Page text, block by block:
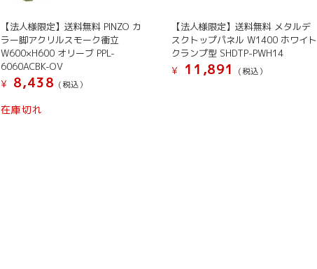
【法人様限定】送料無料 PINZO カ
ラー脚アクリルスモーク衝立
W600×H600 オリーブ PPL-
6060ACBK-OV
¥
8,438 (税込）
在庫切れ
【法人様限定】送料無料 メタルデ
スクトップパネル W1400 ホワイト
クランプ型 SHDTP-PWH14
¥
11,891 (税込）